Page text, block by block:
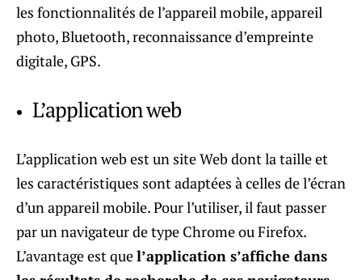
les fonctionnalités de l’appareil mobile, appareil
photo, Bluetooth, reconnaissance d’empreinte
digitale, GPS.
L’application web
L’application web est un site Web dont la taille et
les caractéristiques sont adaptées à celles de l’écran
d’un appareil mobile. Pour l’utiliser, il faut passer
par un navigateur de type Chrome ou Firefox.
L’avantage est quel’application s’affiche dans